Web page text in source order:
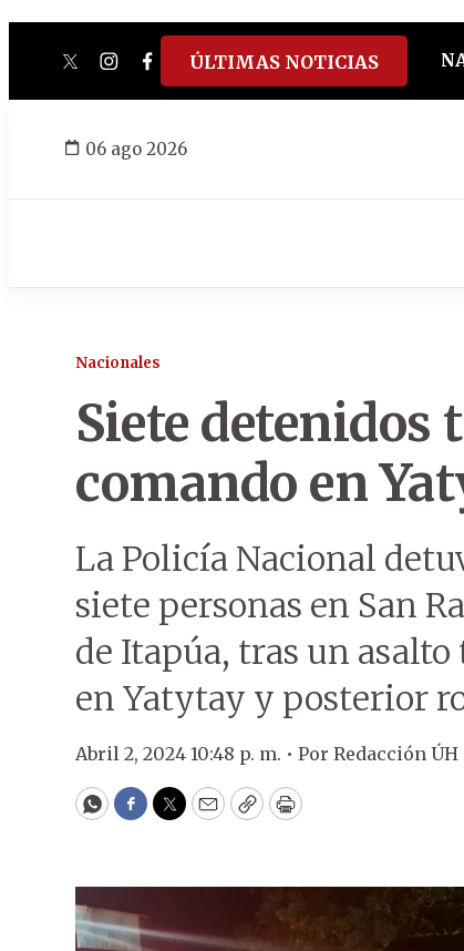
twitterinstagram
facebook
tiktokyoutube
spotify
ÚLTIMAS NOTICIAS
06 ago 2026
Nacionales
Siete detenidos
comando en
La Policía Nacional
siete personas en San
de Itapúa, tras un
en Yatytay y posterior
Abril 2, 2024 10:48 p. m. • Por Redacción ÚH
WhatsApp
Facebook
Twitter
EmailCopyPrint